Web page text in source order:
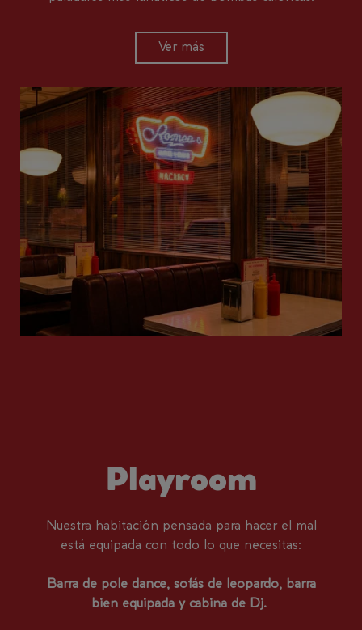
Ver más
Playroom
Nuestra habitación pensada para hacer el mal
está equipada con todo lo que necesitas:
Barra de pole dance, sofás de leopardo, barra
bien equipada y cabina de Dj.